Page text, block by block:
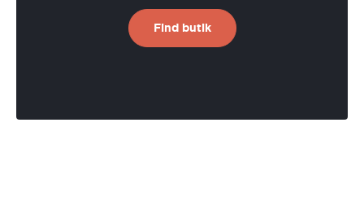
Find butik